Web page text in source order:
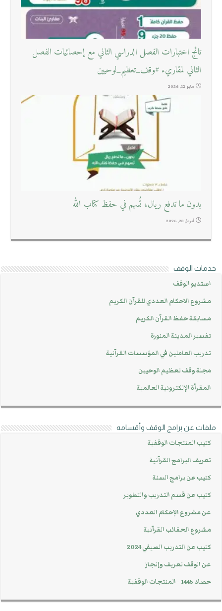
تائج اختبارات الفصل الدراسي الثاني مع إحصائيات الفصل
الثاني لمقاريء #وقف_تعظيم_لوحيين
مايو 12, 2026
بدون ما تدفع ريال، تُسهم في حفظ كتاب الله
أبريل 23, 2026
خدمات الوقف
استديو الوقف
مشروع الاحكام العددي للقرآن الكريم
مسابقة حفظ القرآن الكريم
تفسير المدينة المنورة
تدريب العاملين في المؤسسات القرآنية
مجلة وقف تعظيم الوحيين
المقرأة الإلكترونية العالمية
ملفات عن برامج الوقف وأقسامه
كتيب المنتجات الوقفية
تعريف البرامج القرآنية
كتيب عن برامج السنة
كتيب عن قسم التدريب والتطوير
عن مشروع الإحكام العددي
مشروع الحقائب القرآنية
كتيب عن التدريب الصيفي 2024
عن الوقف تعريف وإنجاز
حصاد 1445 - المنتجات الوقفية